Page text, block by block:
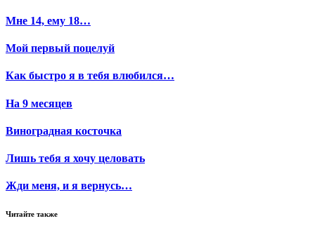
Мне 14, ему 18…
Мой первый поцелуй
Как быстро я в тебя влюбился…
На 9 месяцев
Виноградная косточка
Лишь тебя я хочу целовать
Жди меня, и я вернусь…
Читайте также